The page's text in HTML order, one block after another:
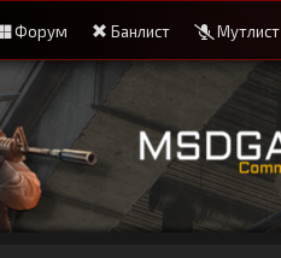
Форум Банлист Мутлист